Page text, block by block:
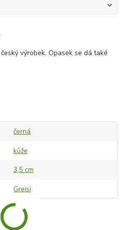
výrobek. Opasek se dá také
černá
kůže
3,5 cm
Greisi